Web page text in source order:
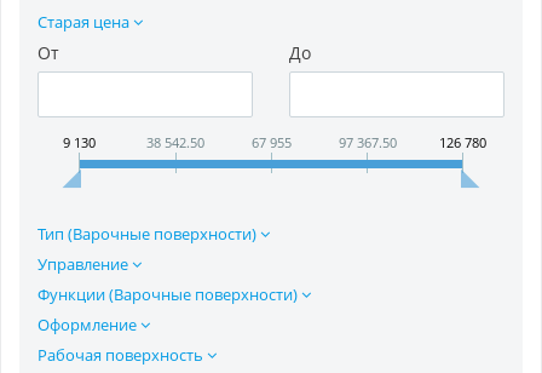
Старая цена
От До
9 130 38 542.50 67 955 97 367.50 126 780
Тип (Варочные поверхности)
Управление
Функции (Варочные поверхности)
Оформление
Рабочая поверхность